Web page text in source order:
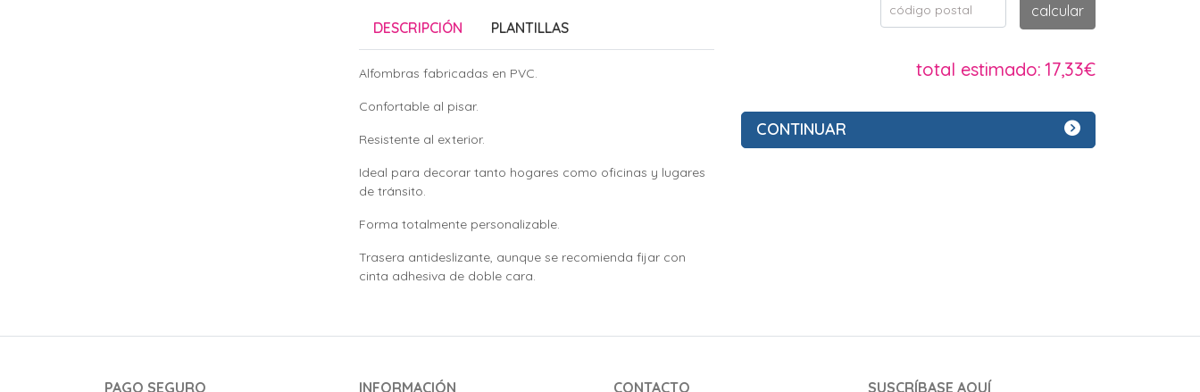
DESCRIPCIÓN PLANTILLAS
Alfombras fabricadas en PVC.
Confortable al pisar.
Resistente al exterior.
Ideal para decorar tanto hogares como oficinas y lugares
de tránsito.
Forma totalmente personalizable.
Trasera antideslizante, aunque se recomienda fijar con
cinta adhesiva de doble cara.
código postal calcular
total estimado: 17,33€
CONTINUAR
PAGO SEGURO INFORMACIÓN CONTACTO SUSCRÍBASE AQUÍ